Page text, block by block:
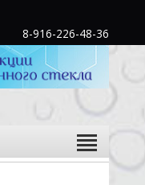
8-916-226-48-36